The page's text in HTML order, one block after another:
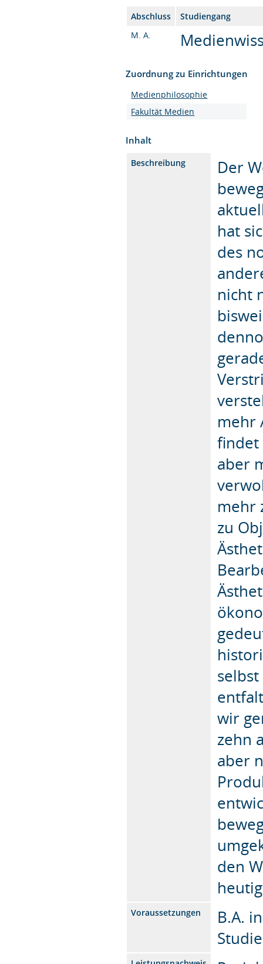
Abschluss
Studiengang
M. A.
Zuordnung zu Einrichtungen
Medienphilosophie
Fakultät Medien
Inhalt
Beschreibung
Der
hat
des
nicht
mehr
findet
aber
mehr
zu
wir
zehn
aber
den
Voraussetzungen
B.A.